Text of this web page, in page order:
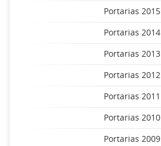
Portarias 2015
Portarias 2014
Portarias 2013
Portarias 2012
Portarias 2011
Portarias 2010
Portarias 2009